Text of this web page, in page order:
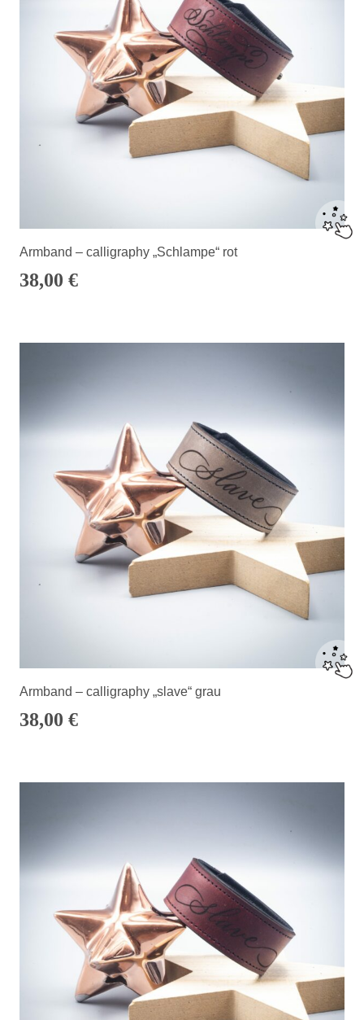
Armband – calligraphy „Schlampe“ rot
38,00 €
Armband – calligraphy „slave“ grau
38,00 €